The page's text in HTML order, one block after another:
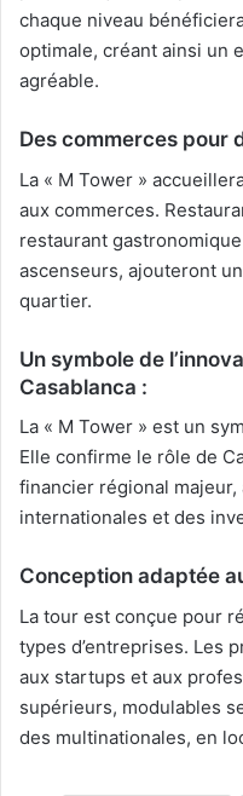
chaque niveau
optimale, créant ainsi un
agréable.
Des commerces pour
La « M Tower »
aux commerces.
restaurant
ascenseurs, ajouteront
quartier.
Un symbole de
Casablanca :
La « M Tower » est un
Elle confirme le rôle de
financier régional
internationales et des
Conception adaptée
La tour est conçue pour
types d’entreprises. Les
aux startups et aux
supérieurs, modulables
des multinationales, en